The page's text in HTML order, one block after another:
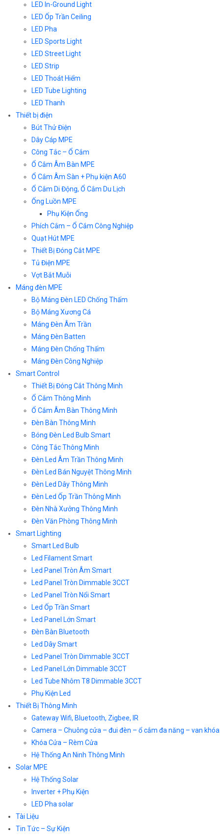
LED In-Ground Light
LED Ốp Trần Ceiling
LED Pha
LED Sports Light
LED Street Light
LED Strip
LED Thoát Hiểm
LED Tube Lighting
LED Thanh
Thiết bị điện
Bút Thử Điện
Dây Cáp MPE
Công Tắc – Ổ Cắm
Ổ Cắm Âm Bàn MPE
Ổ Cắm Âm Sàn + Phụ kiện A60
Ổ Cắm Di Động, Ổ Cắm Du Lịch
Ống Luồn MPE
Phụ Kiện Ống
Phích Cắm – Ổ Cắm Công Nghiệp
Quạt Hút MPE
Thiết Bị Đóng Cắt MPE
Tủ Điện MPE
Vợt Bắt Muỗi
Máng đèn MPE
Bộ Máng Đèn LED Chống Thấm
Bộ Máng Xương Cá
Máng Đèn Âm Trần
Máng Đèn Batten
Máng Đèn Chống Thấm
Máng Đèn Công Nghiệp
Smart Control
Thiết Bị Đóng Cắt Thông Minh
Ổ Cắm Thông Minh
Ổ Cắm Âm Bàn Thông Minh
Đèn Bàn Thông Minh
Bóng Đèn Led Bulb Smart
Công Tắc Thông Minh
Đèn Led Âm Trần Thông Minh
Đèn Led Bán Nguyệt Thông Minh
Đèn Led Dây Thông Minh
Đèn Led Ốp Trần Thông Minh
Đèn Nhà Xưởng Thông Minh
Đèn Văn Phòng Thông Minh
Smart Lighting
Smart Led Bulb
Led Filament Smart
Led Panel Tròn Âm Smart
Led Panel Tròn Dimmable 3CCT
Led Panel Tròn Nổi Smart
Led Ốp Trần Smart
Led Panel Lớn Smart
Đèn Bàn Bluetooth
Led Dây Smart
Led Panel Tròn Dimmable 3CCT
Led Panel Lớn Dimmable 3CCT
Led Tube Nhôm T8 Dimmable 3CCT
Phụ Kiện Led
Thiết Bị Thông Minh
Gateway Wifi, Bluetooth, Zigbee, IR
Camera – Chuông cửa – đui đèn – ổ cắm đa năng – van khóa
Khóa Cửa – Rèm Cửa
Hệ Thống An Ninh Thông Minh
Solar MPE
Hệ Thống Solar
Inverter + Phụ Kiện
LED Pha solar
Tài Liệu
Tin Tức – Sự Kiện